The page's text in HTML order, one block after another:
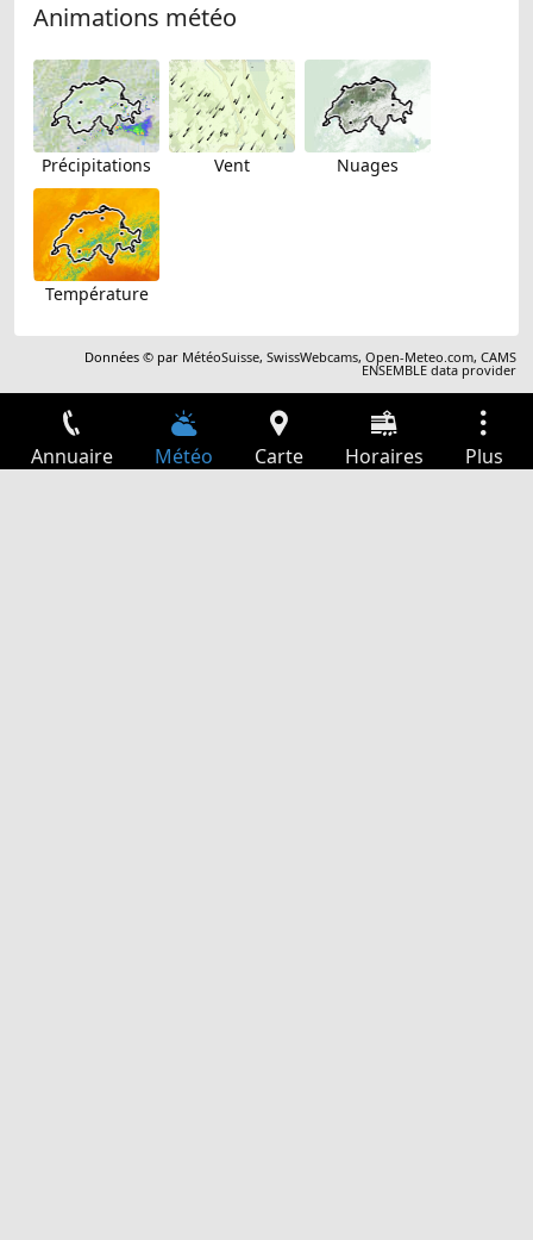
Animations météo
Précipitations Vent Nuages
Température
Données © par MétéoSuisse,SwissWebcams,Open-Meteo.com,CAMS
ENSEMBLE data provider
Annuaire Météo Carte Horaires Plus